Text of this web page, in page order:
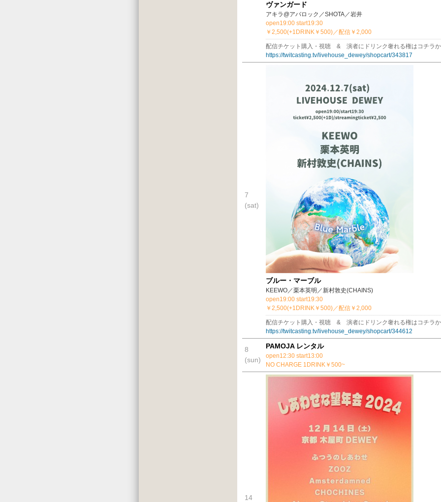
ヴァンガード
アキラ@アバロック／SHOTA／岩井
open19:00 start19:30
￥2,500(+1DRINK￥500)／配信￥2,000
配信チケット購入・視聴 & 演者にドリンク奢れる権はコチラ
https://twitcasting.tv/livehouse_dewey/shopcart/343817
7
(sat)
ブルー・マーブル
KEEWO／栗本英明／新村敦史(CHAINS)
open19:00 start19:30
￥2,500(+1DRINK￥500)／配信￥2,000
配信チケット購入・視聴 & 演者にドリンク奢れる権はコチラ
https://twitcasting.tv/livehouse_dewey/shopcart/344612
8
(sun)
PAMOJA レンタル
open12:30 start13:00
NO CHARGE 1DRINK￥500~
14